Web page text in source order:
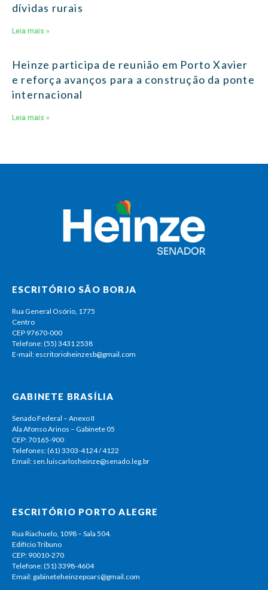
dívidas rurais
Leia mais »
Heinze participa de reunião em Porto Xavier
e reforça avanços para a construção da ponte
internacional
Leia mais »
ESCRITÓRIO SÃO BORJA
Rua General Osório, 1775
Centro
CEP 97670-000
Telefone: (55) 3431 2538
E-mail: escritorioheinzesb@gmail.com
GABINETE BRASÍLIA
Senado Federal – Anexo II
Ala Afonso Arinos – Gabinete 05
CEP: 70165-900
Telefones: (61) 3303-4124 / 4122
Email: sen.luiscarlosheinze@senado.leg.br
ESCRITÓRIO PORTO ALEGRE
Rua Riachuelo, 1098 – Sala 504.
Edifício Tribuno
CEP: 90010-270
Telefone: (51) 3398-4604
Email: gabineteheinzepoars@gmail.com